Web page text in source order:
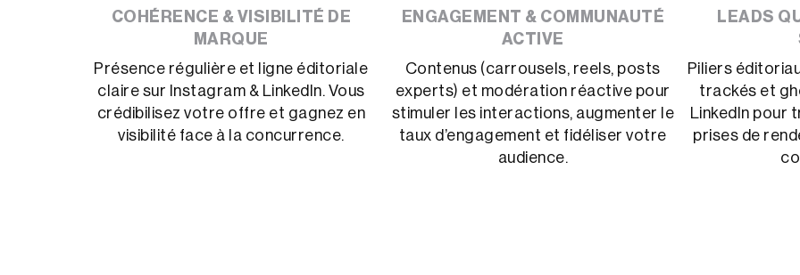
COHÉRENCE & VISIBILITÉ DE
MARQUE
Présence régulière et ligne éditoriale
claire sur Instagram & LinkedIn. Vous
crédibilisez votre offre et gagnez en
visibilité face à la concurrence.
ENGAGEMENT & COMMUNAUTÉ
ACTIVE
Contenus (carrousels, reels, posts
experts) et modération réactive pour
stimuler les interactions, augmenter le
taux d’engagement et fidéliser votre
audience.
LEADS
Piliers
trackés et
LinkedIn pour
prises de